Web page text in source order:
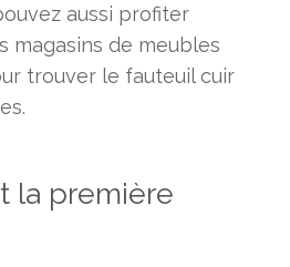
aussi profiter
magasins de meubles
trouver le fauteuil cuir
la première